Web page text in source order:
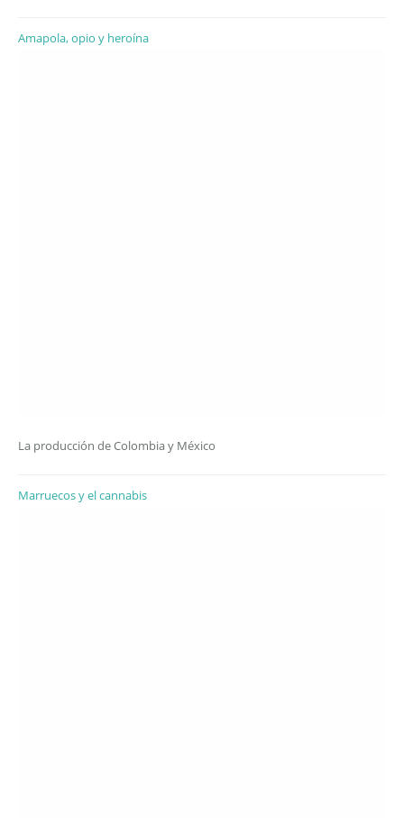
Amapola, opio y heroína
La producción de Colombia y México
Marruecos y el cannabis